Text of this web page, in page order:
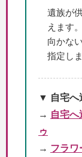
遺族が
えます
向かな
指定し
▼ 自宅へ
→ 自宅
ゥ
→ フラ